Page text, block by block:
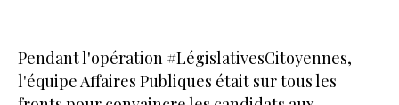
Pendant l'opération #LégislativesCitoyennes,
l'équipe Affaires Publiques était sur tous les